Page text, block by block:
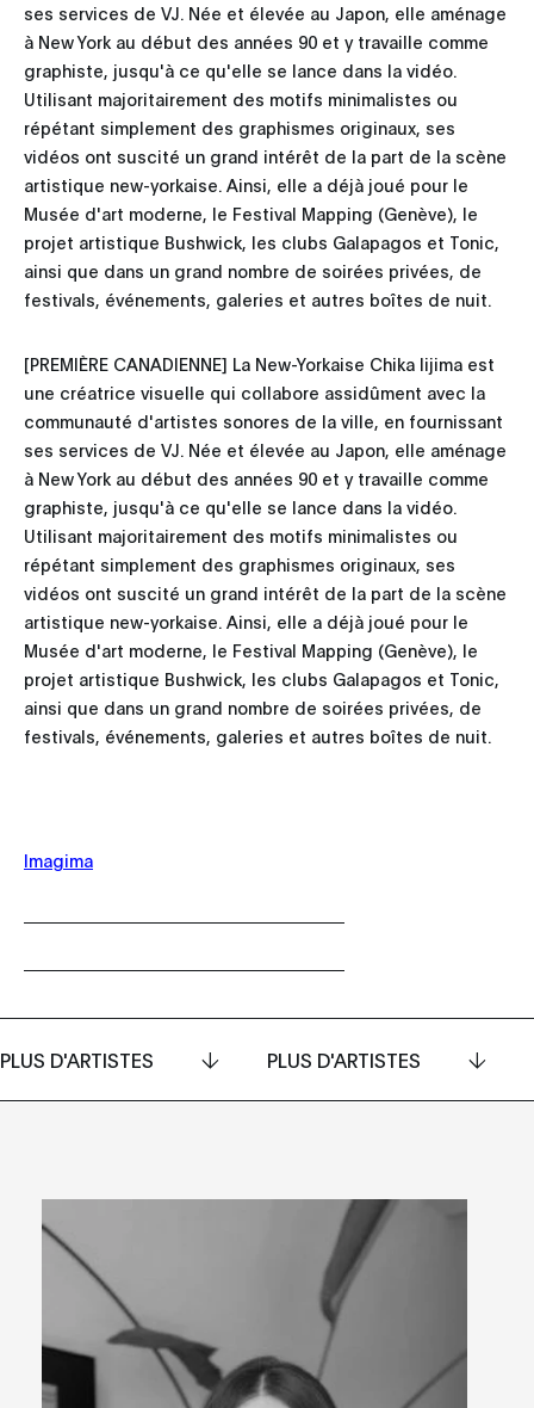
ses services de VJ. Née et élevée au Japon, elle aménage
à New York au début des années 90 et y travaille comme
graphiste, jusqu'à ce qu'elle se lance dans la vidéo.
Utilisant majoritairement des motifs minimalistes ou
répétant simplement des graphismes originaux, ses
vidéos ont suscité un grand intérêt de la part de la scène
artistique new-yorkaise. Ainsi, elle a déjà joué pour le
Musée d'art moderne, le Festival Mapping (Genève), le
projet artistique Bushwick, les clubs Galapagos et Tonic,
ainsi que dans un grand nombre de soirées privées, de
festivals, événements, galeries et autres boîtes de nuit.
[PREMIÈRE CANADIENNE] La New-Yorkaise Chika Iijima est
une créatrice visuelle qui collabore assidûment avec la
communauté d'artistes sonores de la ville, en fournissant
ses services de VJ. Née et élevée au Japon, elle aménage
à New York au début des années 90 et y travaille comme
graphiste, jusqu'à ce qu'elle se lance dans la vidéo.
Utilisant majoritairement des motifs minimalistes ou
répétant simplement des graphismes originaux, ses
vidéos ont suscité un grand intérêt de la part de la scène
artistique new-yorkaise. Ainsi, elle a déjà joué pour le
Musée d'art moderne, le Festival Mapping (Genève), le
projet artistique Bushwick, les clubs Galapagos et Tonic,
ainsi que dans un grand nombre de soirées privées, de
festivals, événements, galeries et autres boîtes de nuit.
Imagima
PLUS D'ARTISTES PLUS D'ARTISTES